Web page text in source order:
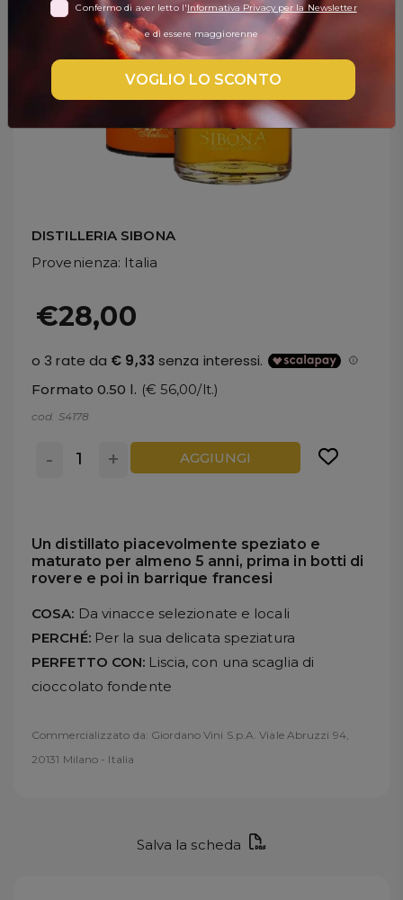
DISPENSA
TUTTO A
Preferiti
Blog
DISTILLERIA SIBONA
Provenienza: Italia
€28,00
Formato 0.50 l. (€ 56,00/lt.)
cod. S4178
- + AGGIUNGI
Un distillato piacevolmente speziato e
maturato per almeno 5 anni, prima in botti di
rovere e poi in barrique francesi
COSA: Da vinacce selezionate e locali
PERCHÉ:Per la sua delicata speziatura
PERFETTO CON: Liscia, con una scaglia di
cioccolato fondente
Commercializzato da: Giordano Vini S.p.A. Viale Abruzzi 94,
20131 Milano - Italia
Salva la scheda
Confermo di aver letto l'Informativa Privacy per la Newsletter
e di essere maggiorenne
VOGLIO LO SCONTO